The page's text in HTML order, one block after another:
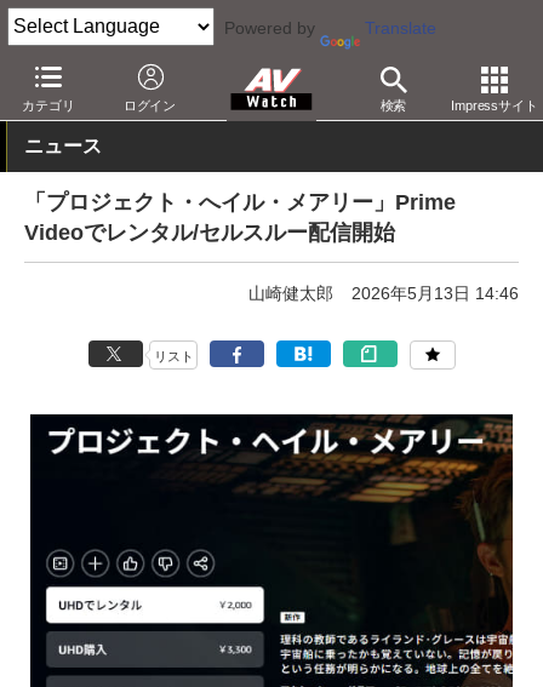
Powered by Translate
カテゴリ ログイン 検索 Impressサイト
AV Watch コンテンツ・サービス 映像配信 Amazon
ニュース
「プロジェクト・へイル・メアリー」Prime
Videoでレンタル/セルスルー配信開始
山崎健太郎 2026年5月13日 14:46
リスト